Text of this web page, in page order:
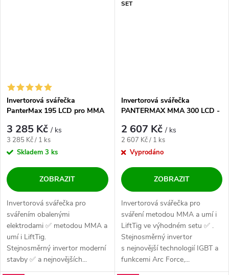
Invertorová svářečka
PanterMax 195 LCD pro MMA
3 285 Kč/ ks
Měrná cena:
3 285 Kč / 1 ks
Skladem 3 ks
ZOBRAZIT
Invertorová svářečka pro
svářením obalenými
elektrodami ✅ metodou MMA a
umí i LiftTig.
Stejnosměrný invertor moderní
stavby ✅ a nejnovějších...
SET
Invertorová svářečka
PANTERMAX MMA 300 LCD -
2 607 Kč/ ks
Měrná cena:
2 607 Kč / 1 ks
Vyprodáno
ZOBRAZIT
Invertorová svářečka pro
sváření metodou MMA a umí i
LiftTig ve výhodném setu ✅ .
Stejnosměrný invertor
s nejnovější technologií IGBT a
funkcemi Arc Force,...